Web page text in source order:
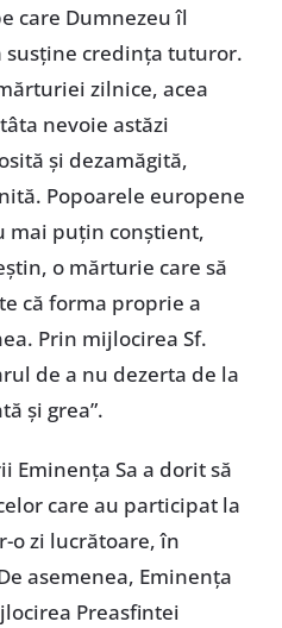
care Dumnezeu îl
credinţa tuturor.
zilnice, acea
nevoie astăzi
şi dezamăgită,
Popoarele europene
mai puţin conştient,
o mărturie care să
că forma proprie a
Prin mijlocirea Sf.
de a nu dezerta de la
şi grea”.
Eminenţa Sa a dorit să
care au participat la
o zi lucrătoare, în
asemenea, Eminenţa
Preasfintei